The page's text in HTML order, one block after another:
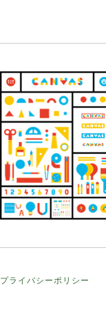
プライバシーポリシー